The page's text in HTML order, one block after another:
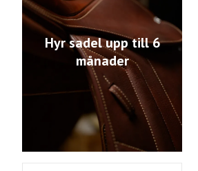
Hyr sadel upp till 6
månader